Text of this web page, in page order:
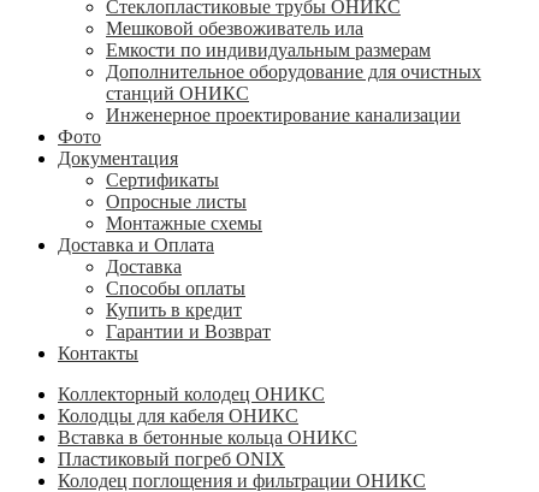
Стеклопластиковые трубы ОНИКС
Мешковой обезвоживатель ила
Емкости по индивидуальным размерам
Дополнительное оборудование для очистных
станций ОНИКС
Инженерное проектирование канализации
Фото
Документация
Сертификаты
Опросные листы
Монтажные схемы
Доставка и Оплата
Доставка
Способы оплаты
Купить в кредит
Гарантии и Возврат
Контакты
Коллекторный колодец ОНИКС
Колодцы для кабеля ОНИКС
Вставка в бетонные кольца ОНИКС
Пластиковый погреб ONIX
Колодец поглощения и фильтрации ОНИКС